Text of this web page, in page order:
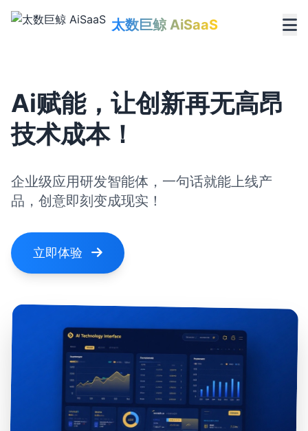
太数巨鲸 AiSaaS
Ai赋能，让创新再无高昂
技术成本！
企业级应用研发智能体，一句话就能上线产
品，创意即刻变成现实！
立即体验